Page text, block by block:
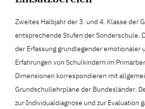
Zweites Halbjahr der 3. und 4. Klasse der
entsprechende Stufen der Sonderschule.
der Erfassung grundlegender emotionaler
Erfahrungen von Schulkindern im
Dimensionen korrespondieren mit
Grundschullehrpläne der Bundesländer.
zur Individualdiagnose und zur Evaluation